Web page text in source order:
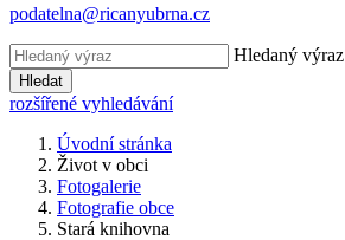
podatelna@ricanyubrna.cz
Hledaný výraz
Hledat
rozšířené vyhledávání
Úvodní stránka
Život v obci
Fotogalerie
Fotografie obce
Stará knihovna